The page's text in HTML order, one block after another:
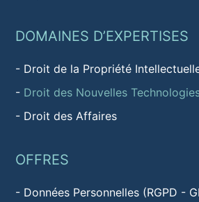
DOMAINES D’EXPERTISES
- Droit de la Propriété
- Droit des Nouvelles
- Droit des Affaires
OFFRES
- Données Personnelles (RGPD -